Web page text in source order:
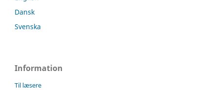
Dansk
Svenska
Information
Til læsere